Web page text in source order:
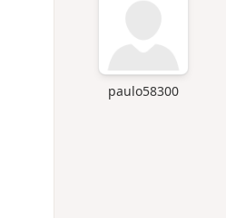
paulo58300